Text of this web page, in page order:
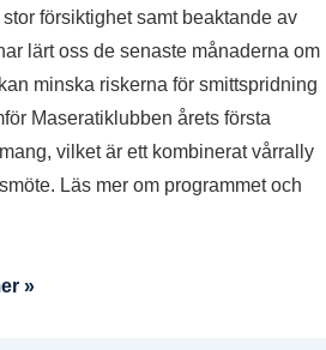
försiktighet samt beaktande av
lärt oss de senaste månaderna om
minska riskerna för smittspridning
Maseratiklubben årets första
vilket är ett kombinerat vårrally
Läs mer om programmet och
»